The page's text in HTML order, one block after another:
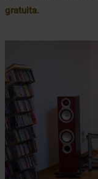
gratuita.